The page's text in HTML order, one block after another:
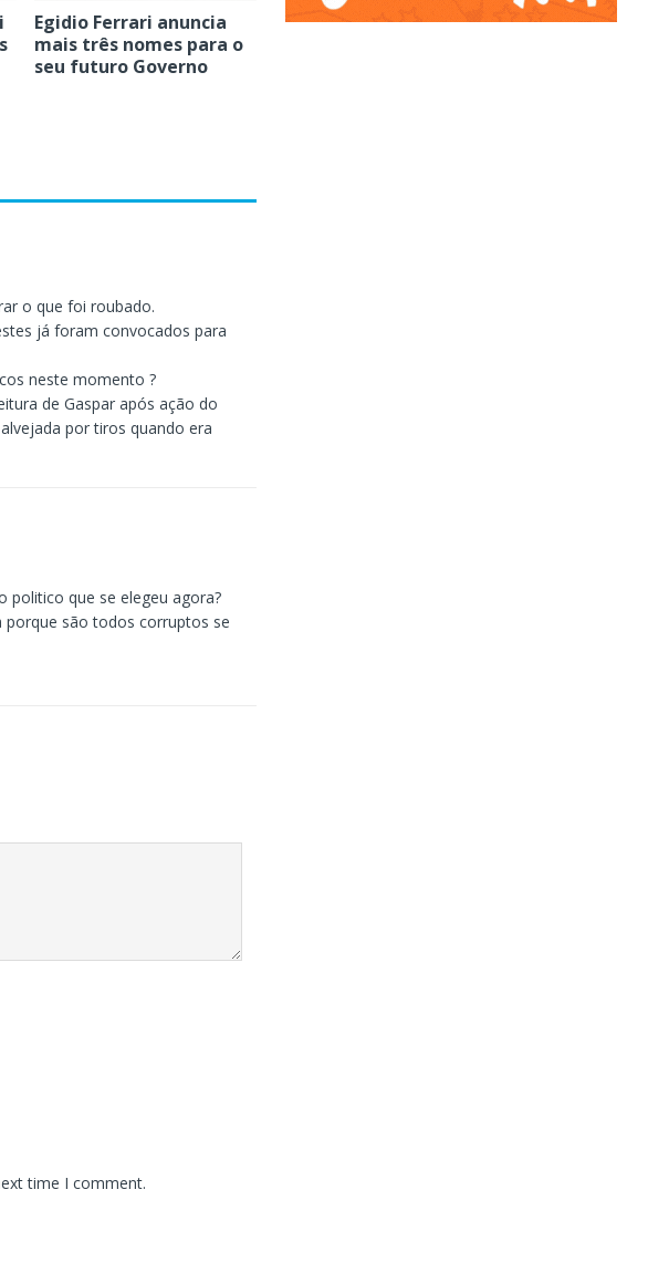
Egidio Ferrari anuncia
mais três nomes para o
seu futuro Governo
o que foi roubado.
já foram convocados para
neste momento ?
de Gaspar após ação do
por tiros quando era
politico que se elegeu agora?
porque são todos corruptos se
time I comment.